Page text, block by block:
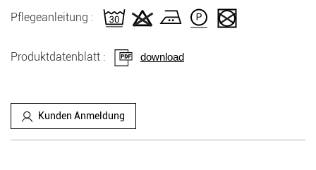
Pflegeanleitung :
Produktdatenblatt : download
Kunden Anmeldung